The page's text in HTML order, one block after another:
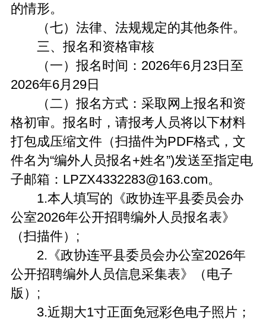
的情形。
（七）法律、法规规定的其他条件。
三、报名和资格审核
（一）报名时间：2026年6月23日至
2026年6月29日
（二）报名方式：采取网上报名和资
格初审。报名时，请报考人员将以下材料
打包成压缩文件（扫描件为PDF格式，文
件名为“编外人员报名+姓名”)发送至指定电
子邮箱：LPZX4332283@163.com。
1.本人填写的《政协连平县委员会办
公室2026年公开招聘编外人员报名表》
（扫描件）;
2.《政协连平县委员会办公室2026年
公开招聘编外人员信息采集表》（电子
版）;
3.近期大1寸正面免冠彩色电子照片；